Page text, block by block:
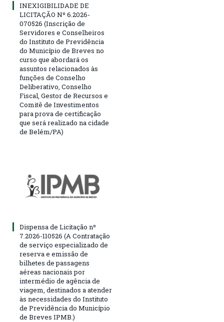
INEXIGIBILIDADE DE
LICITAÇÃO Nº 6.2026-
070526 (Inscrição de
Servidores e Conselheiros
do Instituto de Previdência
do Município de Breves no
curso que abordará os
assuntos relacionados às
funções de Conselho
Deliberativo, Conselho
Fiscal, Gestor de Recursos e
Comitê de Investimentos
para prova de certificação
que será realizado na cidade
de Belém/PA)
Dispensa de Licitação nº
7.2026-110526 (A Contratação
de serviço especializado de
reserva e emissão de
bilhetes de passagens
aéreas nacionais por
intermédio de agência de
viagem, destinados a atender
às necessidades do Instituto
de Previdência do Município
de Breves IPMB.)